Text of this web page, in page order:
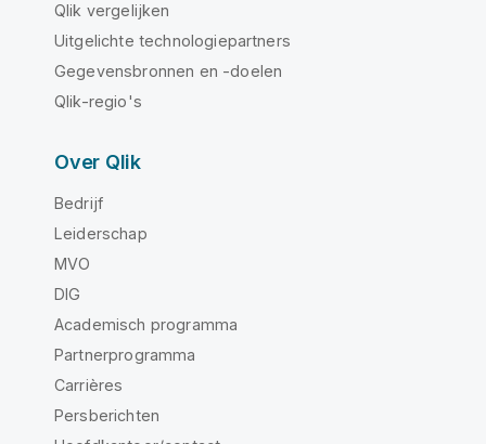
Qlik vergelijken
Uitgelichte technologiepartners
Gegevensbronnen en -doelen
Qlik-regio's
Over Qlik
Bedrijf
Leiderschap
MVO
DIG
Academisch programma
Partnerprogramma
Carrières
Persberichten